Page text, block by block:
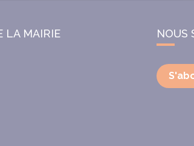
LA MAIRIE NOUS